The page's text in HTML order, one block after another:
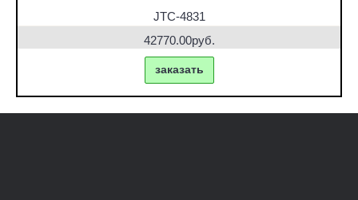
JTC-4831
42770.00руб.
заказать